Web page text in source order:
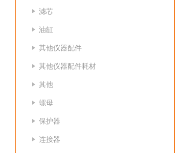
滤芯
油缸
其他仪器配件
其他仪器配件耗材
其他
螺母
保护器
连接器